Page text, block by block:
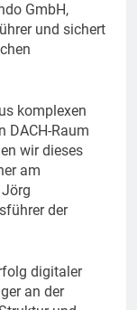
GmbH,
und sichert
komplexen
DACH-Raum
wir dieses
am
der
digitaler
an der